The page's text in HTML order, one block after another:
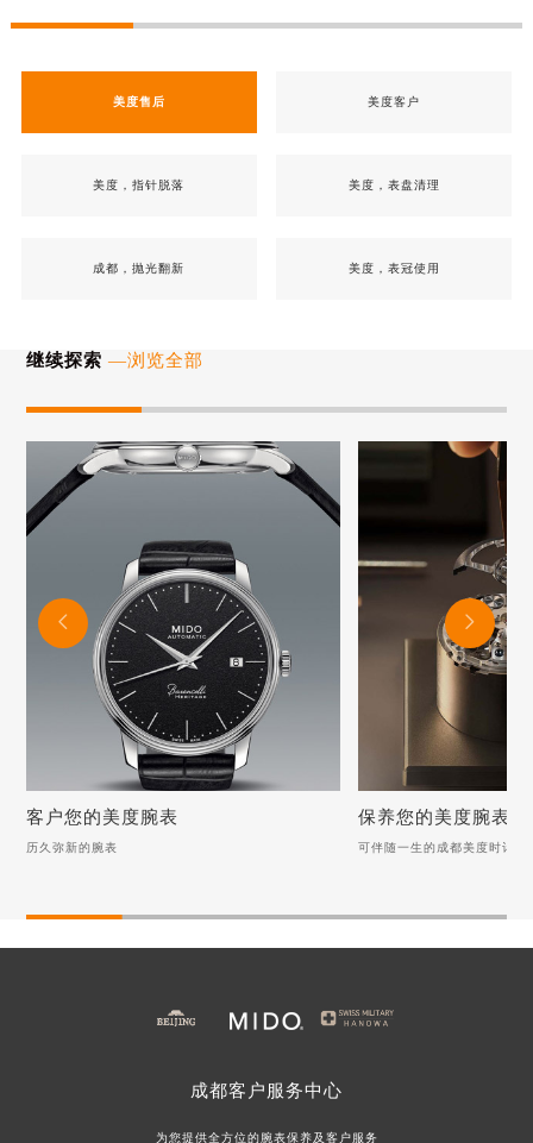
美度售后 美度客户
美度，指针脱落 美度，表盘清理
成都，抛光翻新 美度，表冠使用
继续探索 —浏览全部
历久弥新的腕表
美度手表表蒙起雾：池塘边的专业呵护之道
美度手表表带磨损该如何修复？
客户您的美度腕表
历久弥新的腕表
可伴随一生的成都美度时计
美度手表表蒙保养指南：
保养您的美度腕表
可伴随一生的成都美度时计


成都客户服务中心
为您提供全方位的腕表保养及客户服务